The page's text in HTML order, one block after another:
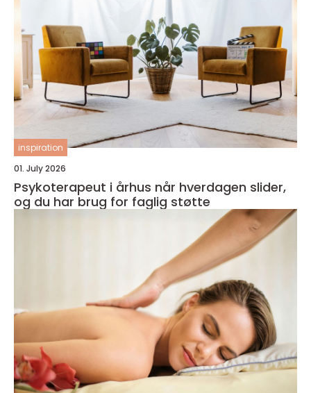
inspiration
01. July 2026
Psykoterapeut i århus når hverdagen slider,
og du har brug for faglig støtte